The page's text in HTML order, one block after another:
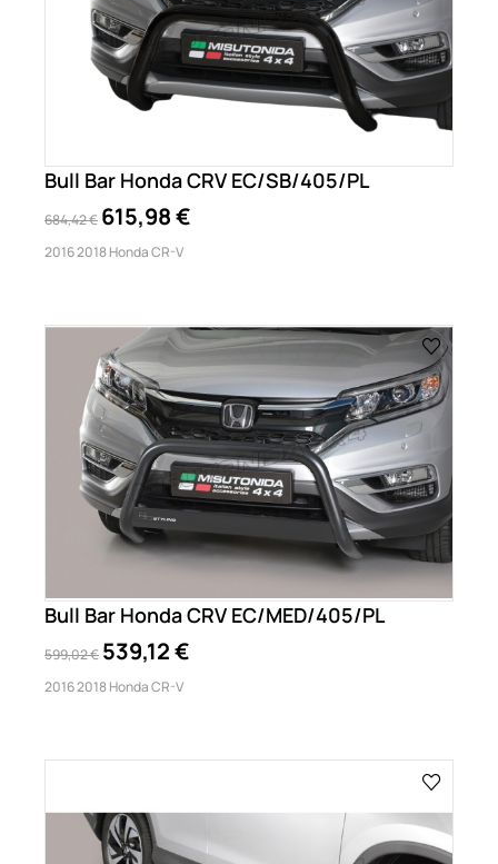
Bull Bar Honda CRV EC/SB/405/PL
684,42 € 615,98 €
2016 2018 Honda CR-V
Bull Bar Honda CRV EC/MED/405/PL
599,02 € 539,12 €
2016 2018 Honda CR-V